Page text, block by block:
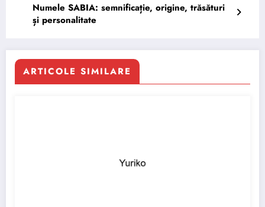
Numele SABIA: semnificație, origine, trăsături
și personalitate
ARTICOLE SIMILARE